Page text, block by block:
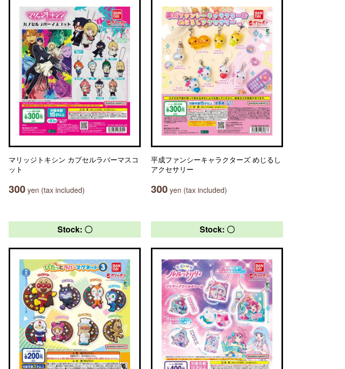
マリッジトキシン カプセルラバーマスコ
ット
300 yen (tax included)
平成ファンシーキャラクターズ めじるし
アクセサリー
300 yen (tax included)
Stock: 〇 Stock: 〇